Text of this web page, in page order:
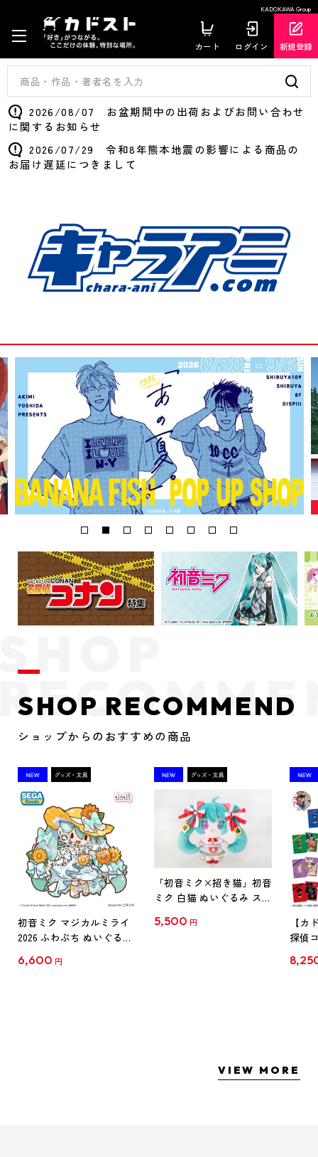
KADOKAWA Group
カート ログイン 新規登録
2026/08/07 お盆期間中の出荷およびお問い合わせ
に関するお知らせ
2026/07/29 令和8年熊本地震の影響による商品の
お届け遅延につきまして
SHOP RECOMMEND
ショップからのおすすめの商品
初音ミク マジカルミライ
2026 ふわぷち ぬいぐるみ
6,600 円
「初音ミク×招き猫」初音
ミク 白猫 ぬいぐるみ スタ
5,500 円
【カ
探偵
クリ
VIEW MORE